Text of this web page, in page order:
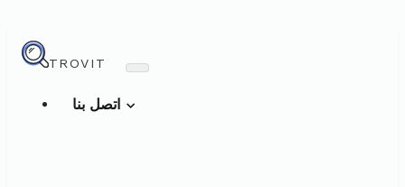
TROVIT